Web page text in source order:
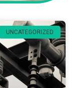
UNCATEGORIZED